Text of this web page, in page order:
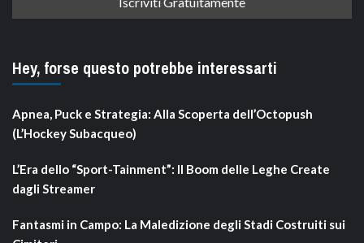
Hey, forse questo potrebbe interessarti
Apnea, Puck e Strategia: Alla Scoperta dell’Octopush
(L’Hockey Subacqueo)
L’Era dello “Sport-Tainment”: Il Boom delle Leghe Create
dagli Streamer
Fantasmi in Campo: La Maledizione degli Stadi Costruiti sui